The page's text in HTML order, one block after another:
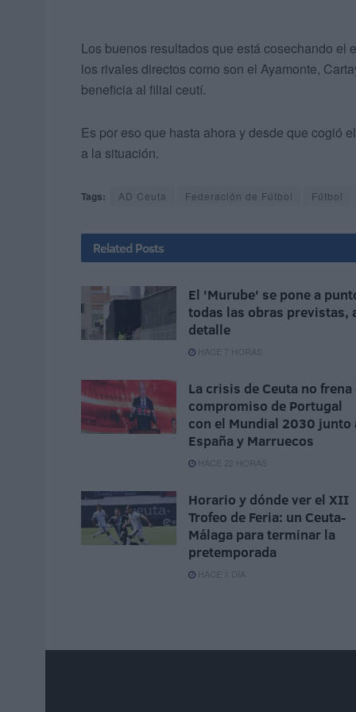
Los buenos resultados que está cosechando el
los rivales directos como son el Ayamonte,
beneficia al filial ceutí.
Es por eso que hasta ahora y desde que cogió
a la situación.
Tags: AD Ceuta Federación de Fútbol Fútbol
Related Posts
El 'Murube' se pone a
todas las obras previstas,
detalle
HACE 7 HORAS
La crisis de Ceuta no frena
compromiso de Portugal
con el Mundial 2030 junto
España y Marruecos
HACE 22 HORAS
Horario y dónde ver el XII
Trofeo de Feria: un Ceuta-
Málaga para terminar la
pretemporada
HACE 1 DÍA